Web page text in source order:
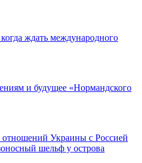
ждать международного
и будущее «Нормандского
Украины с Россией
шельф у острова